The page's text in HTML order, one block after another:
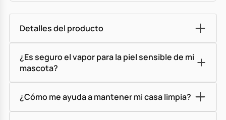
Detalles del producto
¿Es seguro el vapor para la piel sensible de mi
mascota?
¿Cómo me ayuda a mantener mi casa limpia?